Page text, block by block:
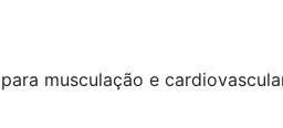
musculação e